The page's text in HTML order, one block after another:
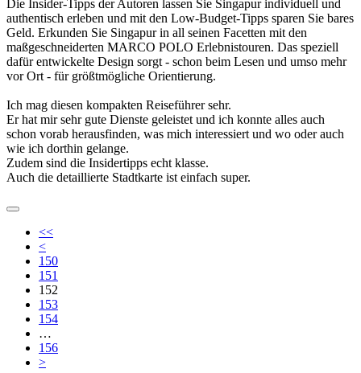
Die Insider-Tipps der Autoren lassen Sie Singapur individuell und
authentisch erleben und mit den Low-Budget-Tipps sparen Sie bares
Geld. Erkunden Sie Singapur in all seinen Facetten mit den
maßgeschneiderten MARCO POLO Erlebnistouren. Das speziell
dafür entwickelte Design sorgt - schon beim Lesen und umso mehr
vor Ort - für größtmögliche Orientierung.
Ich mag diesen kompakten Reiseführer sehr.
Er hat mir sehr gute Dienste geleistet und ich konnte alles auch
schon vorab herausfinden, was mich interessiert und wo oder auch
wie ich dorthin gelange.
Zudem sind die Insidertipps echt klasse.
Auch die detaillierte Stadtkarte ist einfach super.
<<
<
150
151
152
153
154
…
156
>